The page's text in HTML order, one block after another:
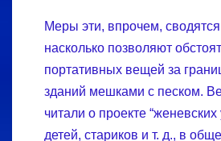
Меры эти, впрочем, сводятся
насколько позволяют
портативных вещей за
зданий мешками с песком.
читали о проекте
детей, стариков и т. д., в